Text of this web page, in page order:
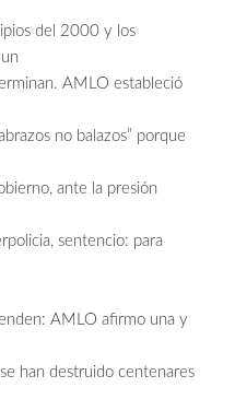
del 2000 y los
AMLO estableció
no balazos” porque
ante la presión
sentencio: para
AMLO afirmo una y
han destruido centenares